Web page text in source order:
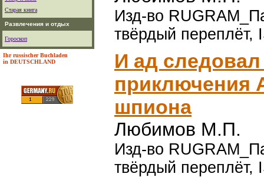
Старая книга
Развлечения и отдых
Гороскоп
Ihr russischer Buchladen
in DEUTSCHLAND
Изд-во
твёрдый переплёт,
И ад
приключения
шпиона
Любимов М.П.
Изд-во
твёрдый переплёт,